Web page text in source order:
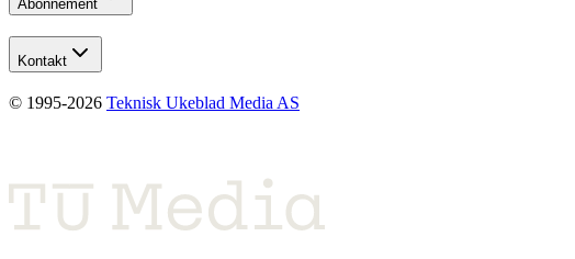
Abonnement
Kontakt
© 1995-2026 Teknisk Ukeblad Media AS